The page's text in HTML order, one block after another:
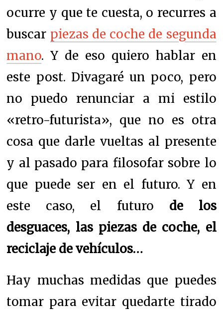
ocurre y que te cuesta, o recurres a
buscar piezas de coche de segunda
mano. Y de eso quiero hablar en
este post. Divagaré un poco, pero
no puedo renunciar a mi estilo
«retro-futurista», que no es otra
cosa que darle vueltas al presente
y al pasado para filosofar sobre lo
que puede ser en el futuro. Y en
este caso, el futuro de los
desguaces, las piezas de coche, el
reciclaje de vehículos…
Hay muchas medidas que puedes
tomar para evitar quedarte tirado